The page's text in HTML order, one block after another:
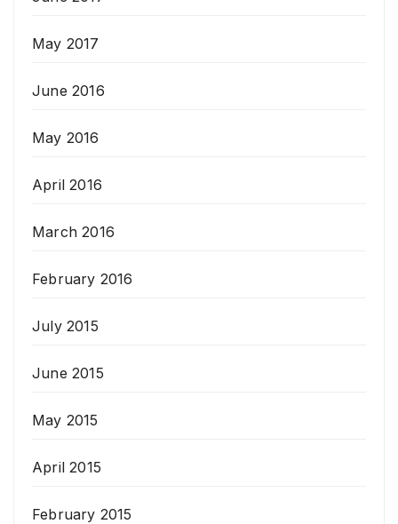
May 2017
June 2016
May 2016
April 2016
March 2016
February 2016
July 2015
June 2015
May 2015
April 2015
February 2015